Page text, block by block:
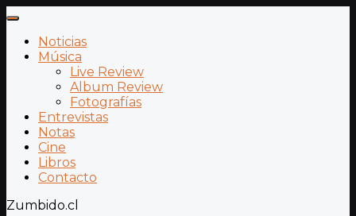
Noticias
Música
Live Review
Album Review
Fotografías
Entrevistas
Notas
Cine
Libros
Contacto
Zumbido.cl